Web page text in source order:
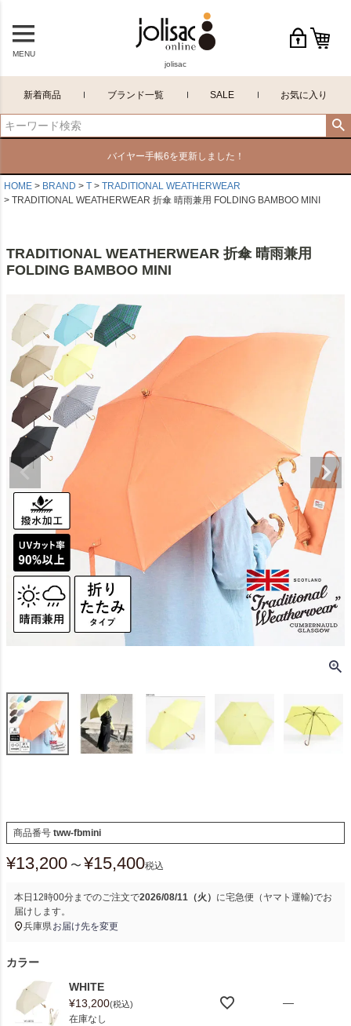
MENU
jolisac
新着商品 ブランド一覧 SALE お気に入り
バイヤー手帳6を更新しました！
HOME BRAND T
TRADITIONAL WEATHERWEAR
TRADITIONAL WEATHERWEAR 折傘 晴雨兼用 FOLDING BAMBOO MINI
TRADITIONAL WEATHERWEAR 折傘 晴雨兼用
FOLDING BAMBOO MINI
商品番号 tww-fbmini
¥13,200 〜 ¥15,400税込
本日 12時00分までのご注文で2026/08/11（火） に宅急便（ヤマト運輸)でお
届けします。
兵庫県お届け先を変更
カラー
WHITE
¥13,200 税込
在庫なし
—